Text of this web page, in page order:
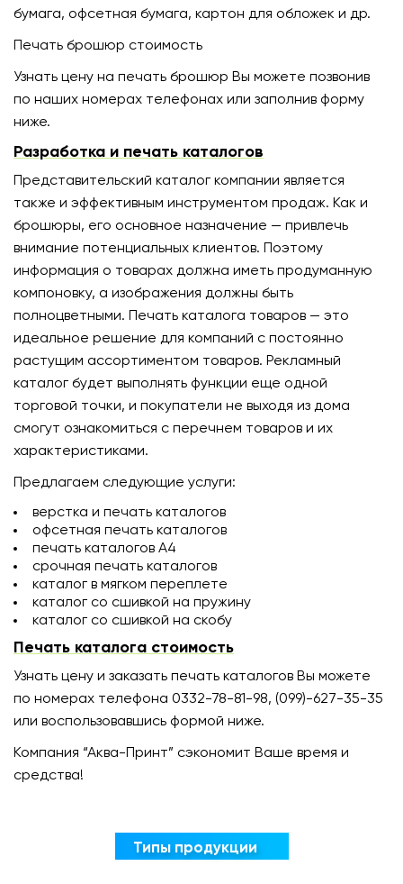
бумага, офсетная бумага, картон для обложек и др.
Печать брошюр стоимость
Узнать цену на печать брошюр Вы можете позвонив
по наших номерах телефонах или заполнив форму
ниже.
Разработка и печать каталогов
Представительский каталог компании является
также и эффективным инструментом продаж. Как и
брошюры, его основное назначение — привлечь
внимание потенциальных клиентов. Поэтому
информация о товарах должна иметь продуманную
компоновку, а изображения должны быть
полноцветными. Печать каталога товаров — это
идеальное решение для компаний с постоянно
растущим ассортиментом товаров. Рекламный
каталог будет выполнять функции еще одной
торговой точки, и покупатели не выходя из дома
смогут ознакомиться с перечнем товаров и их
характеристиками.
Предлагаем следующие услуги:
верстка и печать каталогов
офсетная печать каталогов
печать каталогов А4
срочная печать каталогов
каталог в мягком переплете
каталог со сшивкой на пружину
каталог со сшивкой на скобу
Печать каталога стоимость
Узнать цену и заказать печать каталогов Вы можете
по номерах телефона 0332-78-81-98, (099)-627-35-35
или воспользовавшись формой ниже.
Компания “Аква-Принт” сэкономит Ваше время и
средства!
Типы продукции